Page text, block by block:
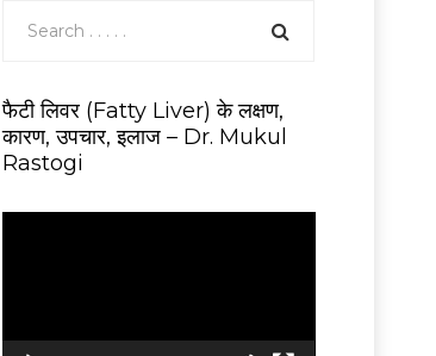
फैटी लिवर (Fatty Liver) के लक्षण,
कारण, उपचार, इलाज – Dr. Mukul
Rastogi